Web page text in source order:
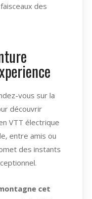
des
vous sur la
découvrir
VTT électrique
entre amis ou
des instants
cet